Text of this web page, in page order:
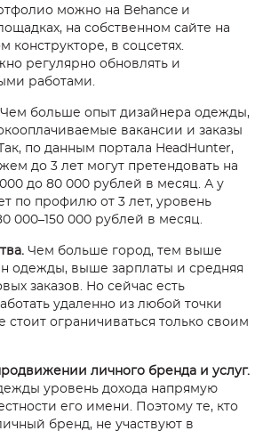
можно на Behance и
на собственном сайте на
конструкторе, в соцсетях.
регулярно обновлять и
работами.
. Чем больше опыт дизайнера одежды,
вакансии и заказы
по данным портала HeadHunter,
до 3 лет могут претендовать на
000 до 80 000 рублей в месяц. А у
по профилю от 3 лет, уровень
000–150 000 рублей в месяц.
Чем больше город, тем выше
одежды, выше зарплаты и средняя
заказов. Но сейчас есть
удаленно из любой точки
стоит ограничиваться только своим
личного бренда и услуг.
уровень дохода напрямую
его имени. Поэтому те, кто
бренд, не участвуют в